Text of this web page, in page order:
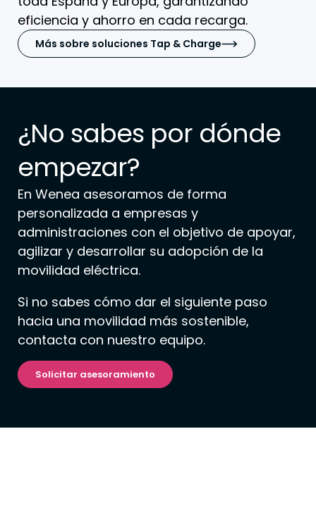
eficiencia y ahorro en cada recarga.
Más sobre soluciones Tap & Charge
¿No sabes por dónde
empezar?
En Wenea asesoramos de forma
personalizada a empresas y
administraciones con el objetivo de apoyar,
agilizar y desarrollar su adopción de la
movilidad eléctrica.
Si no sabes cómo dar el siguiente paso
hacia una movilidad más sostenible,
contacta con nuestro equipo.
Solicitar asesoramiento